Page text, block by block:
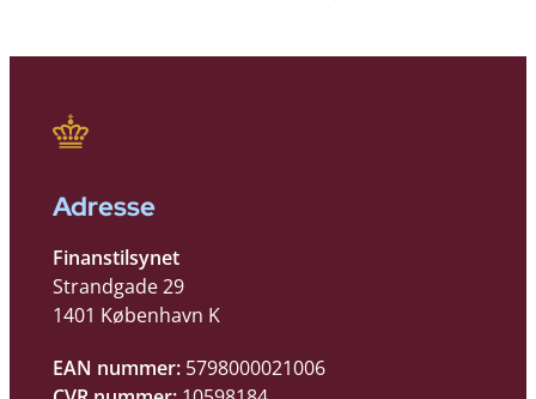
Adresse
Finanstilsynet
Strandgade 29
1401 København K
EAN nummer: 5798000021006